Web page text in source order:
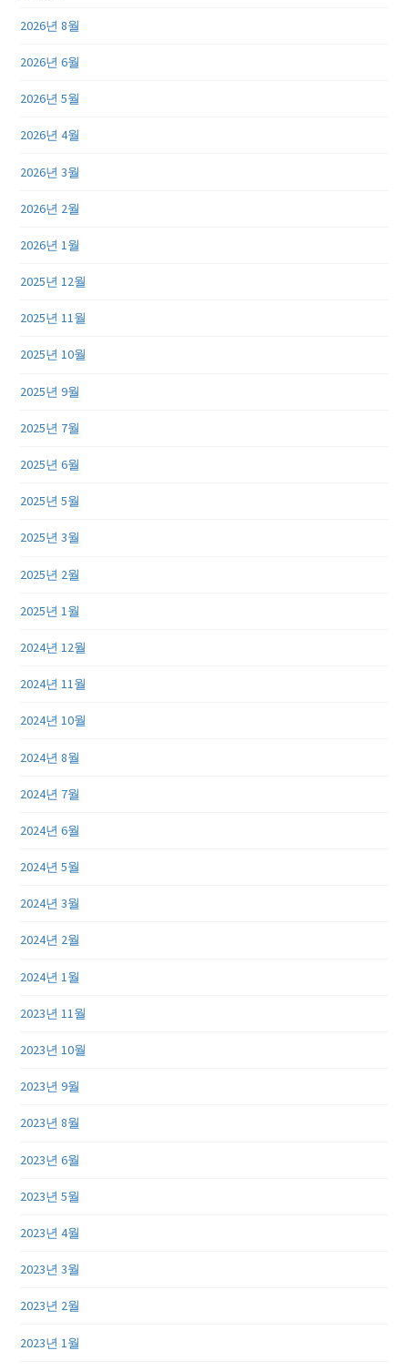
2026년 8월
2026년 6월
2026년 5월
2026년 4월
2026년 3월
2026년 2월
2026년 1월
2025년 12월
2025년 11월
2025년 10월
2025년 9월
2025년 7월
2025년 6월
2025년 5월
2025년 3월
2025년 2월
2025년 1월
2024년 12월
2024년 11월
2024년 10월
2024년 8월
2024년 7월
2024년 6월
2024년 5월
2024년 3월
2024년 2월
2024년 1월
2023년 11월
2023년 10월
2023년 9월
2023년 8월
2023년 6월
2023년 5월
2023년 4월
2023년 3월
2023년 2월
2023년 1월